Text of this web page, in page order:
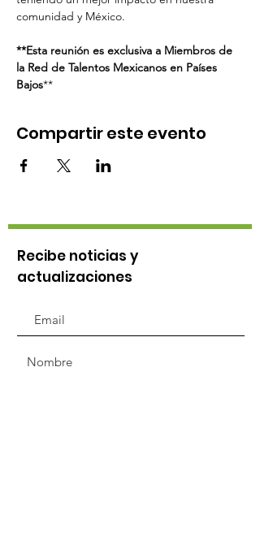
comunidad y México.
**Esta reunión es exclusiva a Miembros de
la Red de Talentos Mexicanos en Países
Bajos**
Compartir este evento
Recibe noticias y
actualizaciones